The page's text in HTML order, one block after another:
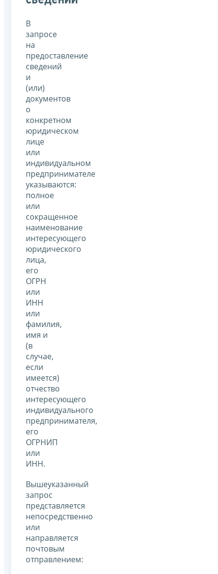
В
запросе
на
предоставление
сведений
и
(или)
документов
о
конкретном
юридическом
лице
или
индивидуальном
предпринимателе
указываются:
полное
или
сокращенное
наименование
интересующего
юридического
лица,
его
ОГРН
или
ИНН
или
фамилия,
имя и
(в
случае,
если
имеется)
отчество
интересующего
индивидуального
предпринимателя,
его
ОГРНИП
или
ИНН.
Вышеуказанный
запрос
представляется
непосредственно
или
направляется
почтовым
отправлением: